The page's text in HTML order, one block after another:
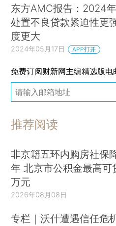
东方AMC报告：2024
处置不良贷款紧迫性更
度更大
2024年05月17日 APP打开
免费订阅财新网主编精选版电
推荐阅读
非京籍五环内购房社保
年 北京市公积金最高
万元
2026年08月08日
专栏｜沃什遭遇信任危